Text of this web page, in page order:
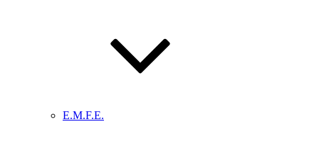
E.M.F.E.